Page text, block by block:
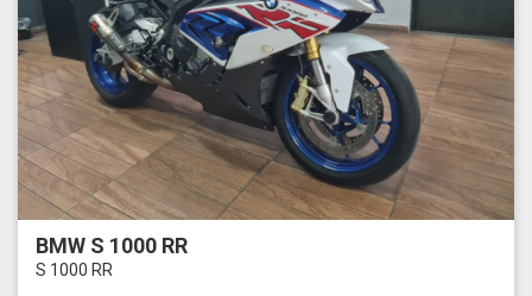
BMW S 1000 RR
S 1000 RR